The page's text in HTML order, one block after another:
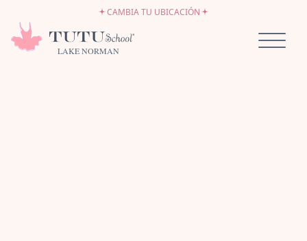
CAMBIA TU UBICACIÓN
LAKE NORMAN
SÉ PROPIETARIO DE UNA TUTU SCHOOL